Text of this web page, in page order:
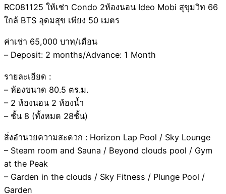
RC081125 ให้เช่า Condo 2ห้องนอน Ideo Mobi สุขุมวิท 66
ใกล้ BTS อุดมสุข เพียง 50 เมตร
ค่าเช่า 65,000 บาท/เดือน
– Deposit: 2 months/Advance: 1 Month
รายละเอียด :
– ห้องขนาด 80.5 ตร.ม.
– 2 ห้องนอน 2 ห้องน้ำ
– ชั้น 8 (ทั้งหมด 28ชั้น)
สิ่งอำนวยความสะดวก : Horizon Lap Pool / Sky Lounge
– Steam room and Sauna / Beyond clouds pool / Gym
at the Peak
– Garden in the clouds / Sky Fitness / Plunge Pool /
Garden